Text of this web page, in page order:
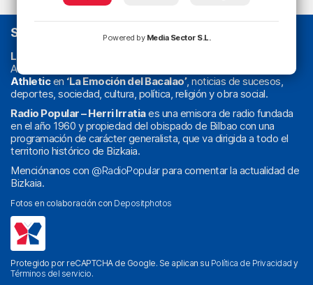
SOBRE NOSOTROS
La radio sin cadenas
Actualidad y
Athleticen‘La Emoción del Bacalao’, noticias de sucesos,
deportes, sociedad, cultura, política, religión y obra social.
Radio Popular – Herri Irratiaes una emisora de radio fundada
en el año 1960 y propiedad del obispado de Bilbao con una
programación de carácter generalista, que va dirigida a todo el
territorio histórico de Bizkaia.
Menciónanos con @RadioPopularpara comentar la actualidad de
Bizkaia.
Fotos en colaboración con Depositphotos
Protegido por reCAPTCHA de Google. Se aplican su Política de Privacidad y
Términos del servicio.
Powered by Media Sector S.L.